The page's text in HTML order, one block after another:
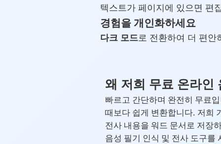
텍스트가 페이지에 있으면 편
경험을 개인화하세요
다크 모드로 전환하여 더 편안
왜 저희 무료 온라인
빠르고 간단하며 완전히 무료
때보다 쉽게 변환합니다. 저희
전사 내용을 워드 문서로 저장
음성 필기 인식 및 전사 도구를